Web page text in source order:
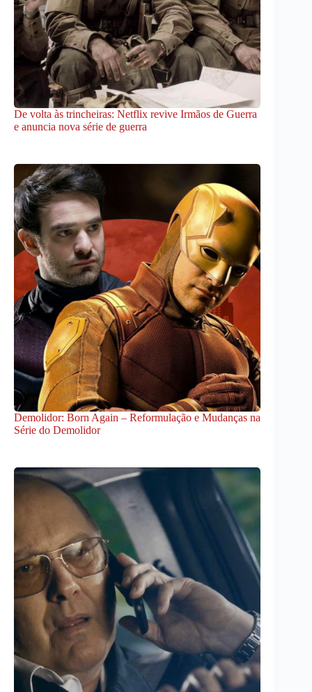
De volta às trincheiras: Netflix revive Irmãos de Guerra
e anuncia nova série de guerra
Demolidor: Born Again – Reformulação e Mudanças na
Série do Demolidor